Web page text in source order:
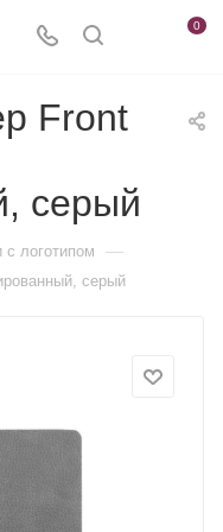
0
Front
серый
c логотипом —
серый